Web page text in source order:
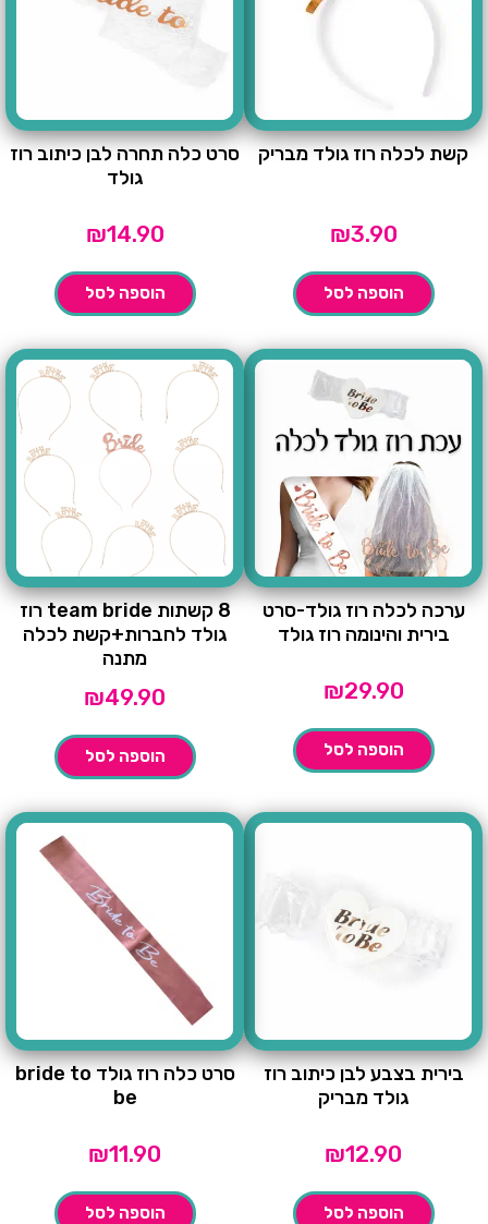
קשת לכלה רוז גולד מבריק
₪3.90
הוספה לסל
סרט כלה תחרה לבן כיתוב רוז
גולד
₪14.90
הוספה לסל
ערכה לכלה רוז גולד-סרט
בירית והינומה רוז גולד
₪29.90
הוספה לסל
8 קשתות team bride רוז
גולד לחברות+קשת לכלה
מתנה
₪49.90
הוספה לסל
בירית בצבע לבן כיתוב רוז
גולד מבריק
₪12.90
הוספה לסל
סרט כלה רוז גולד bride to
be
₪11.90
הוספה לסל